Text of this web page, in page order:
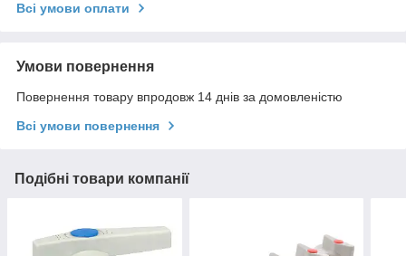
Всі умови оплати
Умови повернення
Повернення товару впродовж 14 днів за домовленістю
Всі умови повернення
Подібні товари компанії